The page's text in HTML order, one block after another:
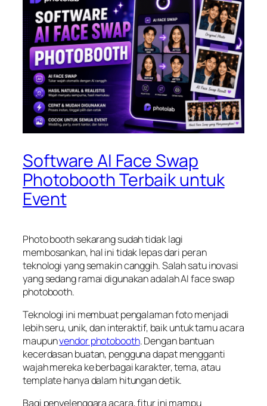
Software AI Face Swap
Photobooth Terbaik untuk
Event
Photo booth sekarang sudah tidak lagi
membosankan, hal ini tidak lepas dari peran
teknologi yang semakin canggih. Salah satu inovasi
yang sedang ramai digunakan adalah AI face swap
photobooth.
Teknologi ini membuat pengalaman foto menjadi
lebih seru, unik, dan interaktif, baik untuk tamu acara
maupunvendor photobooth. Dengan bantuan
kecerdasan buatan, pengguna dapat mengganti
wajah mereka ke berbagai karakter, tema, atau
template hanya dalam hitungan detik.
Bagi penyelenggara acara, fitur ini mampu